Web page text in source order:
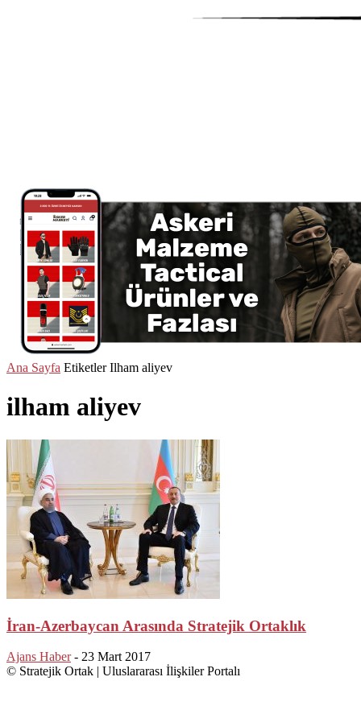
Ana Sayfa Etiketler Ilham aliyev
ilham aliyev
İran-Azerbaycan Arasında Stratejik Ortaklık
Ajans Haber - 23 Mart 2017
© Stratejik Ortak | Uluslararası İlişkiler Portalı